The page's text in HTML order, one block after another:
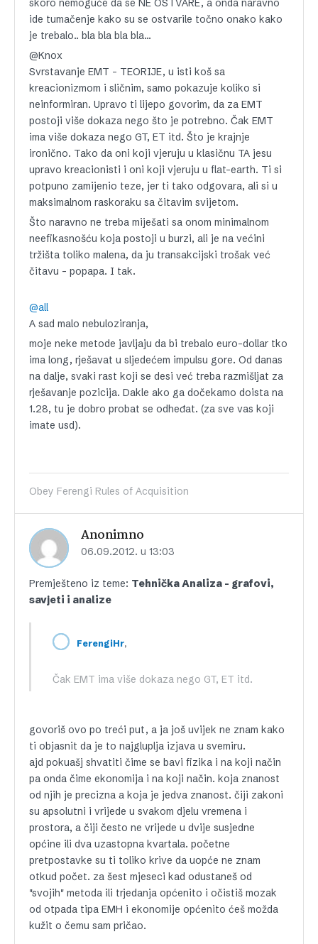
skoro nemoguće da se NE OSTVARE, a onda naravno
ide tumačenje kako su se ostvarile točno onako kako
je trebalo.. bla bla bla bla…
@Knox
Svrstavanje EMT – TEORIJE, u isti koš sa
kreacionizmom i sličnim, samo pokazuje koliko si
neinformiran. Upravo ti lijepo govorim, da za EMT
postoji više dokaza nego što je potrebno. Čak EMT
ima više dokaza nego GT, ET itd. Što je krajnje
ironično. Tako da oni koji vjeruju u klasičnu TA jesu
upravo kreacionisti i oni koji vjeruju u flat-earth. Ti si
potpuno zamijenio teze, jer ti tako odgovara, ali si u
maksimalnom raskoraku sa čitavim svijetom.
Što naravno ne treba miješati sa onom minimalnom
neefikasnošću koja postoji u burzi, ali je na većini
tržišta toliko malena, da ju transakcijski trošak već
čitavu – popapa. I tak.
@all
A sad malo nebuloziranja,
moje neke metode javljaju da bi trebalo euro-dollar tko
ima long, rješavat u sljedećem impulsu gore. Od danas
na dalje, svaki rast koji se desi već treba razmišljat za
rješavanje pozicija. Dakle ako ga dočekamo doista na
1.28, tu je dobro probat se odheđat. (za sve vas koji
imate usd).
Obey Ferengi Rules of Acquisition
Anonimno
06.09.2012. u 13:03
Premješteno iz teme: Tehnička Analiza – grafovi,
savjeti i analize
FerengiHr,
Čak EMT ima više dokaza nego GT, ET itd.
govoriš ovo po treći put, a ja još uvijek ne znam kako
ti objasnit da je to najgluplja izjava u svemiru.
ajd pokuašj shvatiti čime se bavi fizika i na koji način
pa onda čime ekonomija i na koji način. koja znanost
od njih je precizna a koja je jedva znanost. čiji zakoni
su apsolutni i vrijede u svakom djelu vremena i
prostora, a čiji često ne vrijede u dvije susjedne
općine ili dva uzastopna kvartala. početne
pretpostavke su ti toliko krive da uopće ne znam
otkud počet. za šest mjeseci kad odustaneš od
"svojih" metoda ili trjedanja općenito i očistiš mozak
od otpada tipa EMH i ekonomije općenito ćeš možda
kužit o čemu sam pričao.